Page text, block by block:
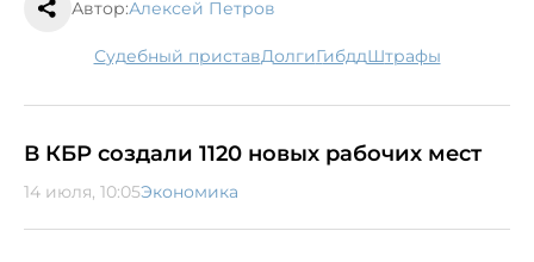
Автор:Алексей Петров
судебный пристав долги гибдд штрафы
В КБР создали 1120 новых рабочих мест
14 июля, 10:05Экономика